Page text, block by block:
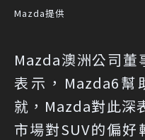
Mazda提供
Mazda澳洲公司
表示，Mazda6幫
就，Mazda對此深
市場對SUV的偏好